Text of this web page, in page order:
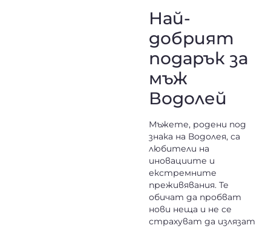
Най-
добрият
подарък за
мъж
Водолей
Мъжете, родени под
знака на Водолея, са
любители на
иновациите и
екстремните
преживявания. Те
обичат да пробват
нови неща и не се
страхуват да излязат